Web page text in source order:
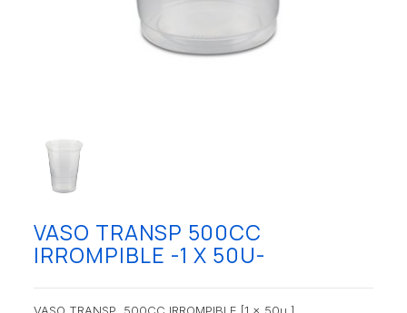
VASO TRANSP 500CC
IRROMPIBLE -1 X 50U-